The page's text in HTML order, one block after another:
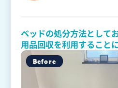
ベッドの処分方法として
用品回収を利用すること